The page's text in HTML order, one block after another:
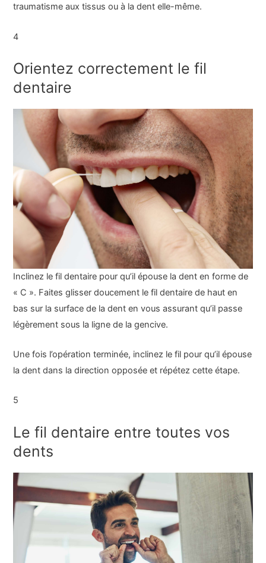
traumatisme aux tissus ou à la dent elle-même.
4
Orientez correctement le fil
dentaire
Inclinez le fil dentaire pour qu’il épouse la dent en forme de
« C ». Faites glisser doucement le fil dentaire de haut en
bas sur la surface de la dent en vous assurant qu’il passe
légèrement sous la ligne de la gencive.
Une fois l’opération terminée, inclinez le fil pour qu’il épouse
la dent dans la direction opposée et répétez cette étape.
5
Le fil dentaire entre toutes vos
dents